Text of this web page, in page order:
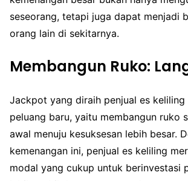
seseorang, tetapi juga dapat menjadi
orang lain di sekitarnya.
Membangun Ruko:
Jackpot yang diraih penjual es keliling
peluang baru, yaitu membangun ruko
awal menuju kesuksesan lebih besar.
kemenangan ini, penjual es keliling
modal yang cukup untuk berinvestasi